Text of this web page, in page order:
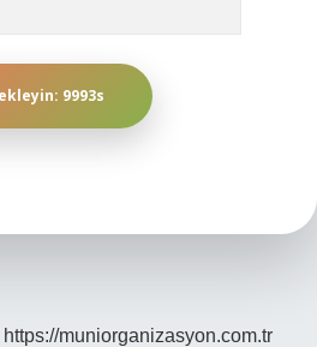
https://muniorganizasyon.com.tr